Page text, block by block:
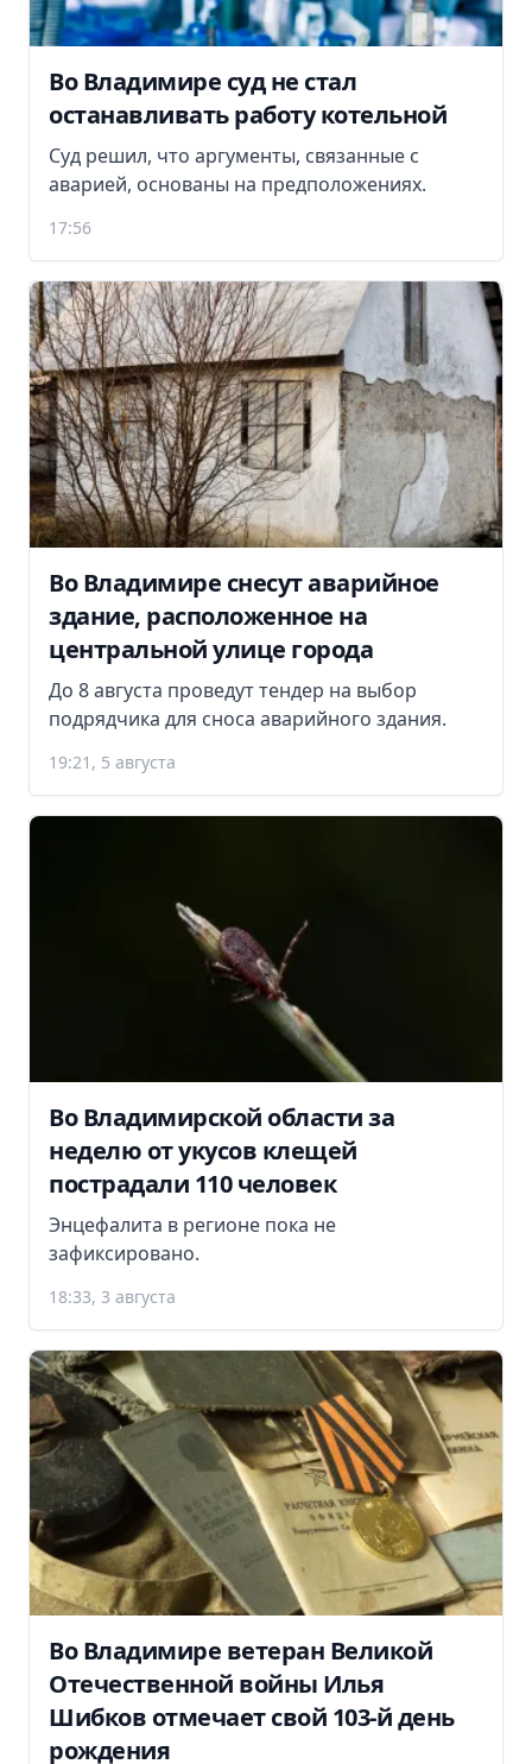
Во Владимире суд не стал
останавливать работу котельной
Суд решил, что аргументы, связанные с
аварией, основаны на предположениях.
17:56
Во Владимире снесут аварийное
здание, расположенное на
центральной улице города
До 8 августа проведут тендер на выбор
подрядчика для сноса аварийного здания.
19:21, 5 августа
Во Владимирской области за
неделю от укусов клещей
пострадали 110 человек
Энцефалита в регионе пока не
зафиксировано.
18:33, 3 августа
Во Владимире ветеран Великой
Отечественной войны Илья
Шибков отмечает свой 103-й день
рождения